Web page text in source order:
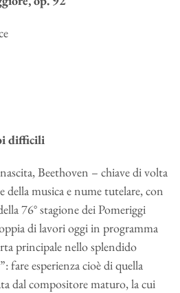
difficili
Beethoven – chiave di volta
della musica e nume tutelare, con
76° stagione dei Pomeriggi
di lavori oggi in programma
principale nello splendido
fare esperienza cioè di quella
dal compositore maturo, la cui